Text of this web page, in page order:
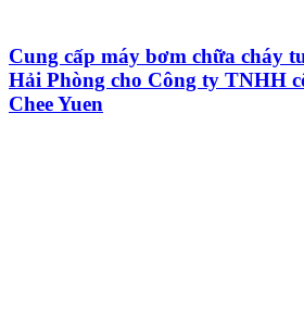
Cung cấp máy bơm chữa cháy
Hải Phòng cho Công ty TNHH
Chee Yuen